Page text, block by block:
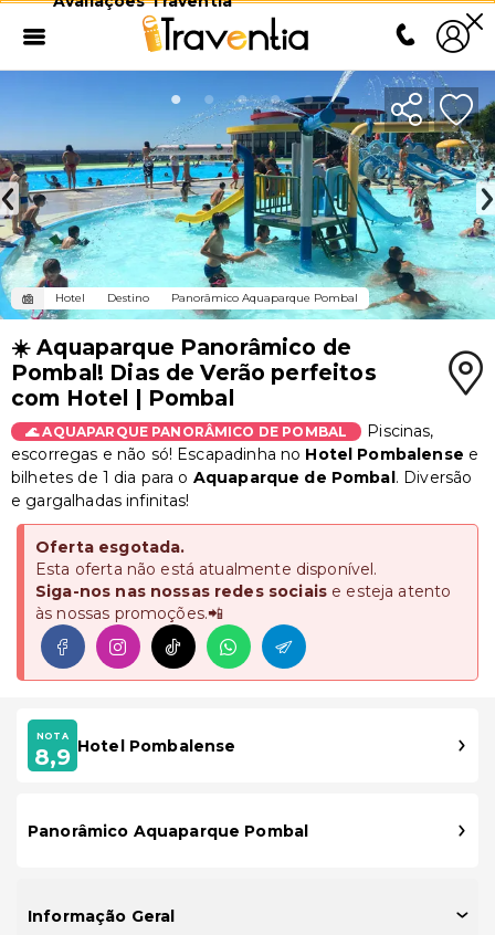
Hotel Destino Panorâmico Aquaparque Pombal
☀️ Aquaparque Panorâmico de
Pombal! Dias de Verão perfeitos
com Hotel | Pombal
🌊 AQUAPARQUE PANORÂMICO DE POMBAL
Piscinas,
escorregas e não só! Escapadinha no Hotel Pombalense e
bilhetes de 1 dia para o Aquaparque de Pombal. Diversão
e gargalhadas infinitas!
Oferta esgotada.
Esta oferta não está atualmente disponível.
Siga-nos nas nossas redes sociaise esteja atento
às nossas promoções.📲
NOTA
8,9 Hotel Pombalense
Panorâmico Aquaparque Pombal
Informação Geral